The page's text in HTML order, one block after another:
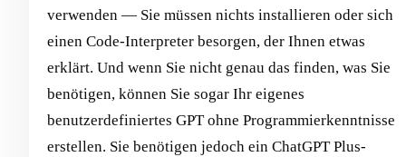
verwenden — Sie müssen nichts installieren oder sich
einen Code-Interpreter besorgen, der Ihnen etwas
erklärt. Und wenn Sie nicht genau das finden, was Sie
benötigen, können Sie sogar Ihr eigenes
benutzerdefiniertes GPT ohne Programmierkenntnisse
erstellen. Sie benötigen jedoch ein ChatGPT Plus-